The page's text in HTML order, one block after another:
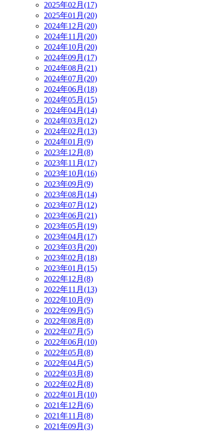
2025年02月(17)
2025年01月(20)
2024年12月(20)
2024年11月(20)
2024年10月(20)
2024年09月(17)
2024年08月(21)
2024年07月(20)
2024年06月(18)
2024年05月(15)
2024年04月(14)
2024年03月(12)
2024年02月(13)
2024年01月(9)
2023年12月(8)
2023年11月(17)
2023年10月(16)
2023年09月(9)
2023年08月(14)
2023年07月(12)
2023年06月(21)
2023年05月(19)
2023年04月(17)
2023年03月(20)
2023年02月(18)
2023年01月(15)
2022年12月(8)
2022年11月(13)
2022年10月(9)
2022年09月(5)
2022年08月(8)
2022年07月(5)
2022年06月(10)
2022年05月(8)
2022年04月(5)
2022年03月(8)
2022年02月(8)
2022年01月(10)
2021年12月(6)
2021年11月(8)
2021年09月(3)